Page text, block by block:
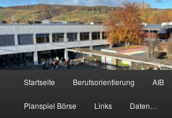
Startseite Berufsorientierung AIB
Planspiel Börse Links Daten…